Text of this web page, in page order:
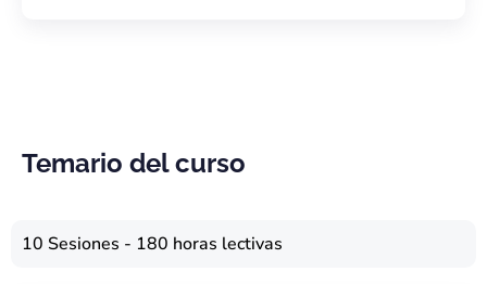
Temario del curso
10 Sesiones - 180 horas lectivas